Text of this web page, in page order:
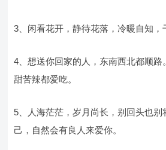
3、闲看花开，静待花落，冷暖自知，
4、想送你回家的人，东南西北都顺路
甜苦辣都爱吃。
5、人海茫茫，岁月尚长，别回头也别
己，自然会有良人来爱你。